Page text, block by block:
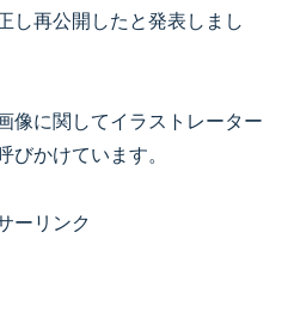
し再公開したと発表しまし
像に関してイラストレーター
びかけています。
ーリンク